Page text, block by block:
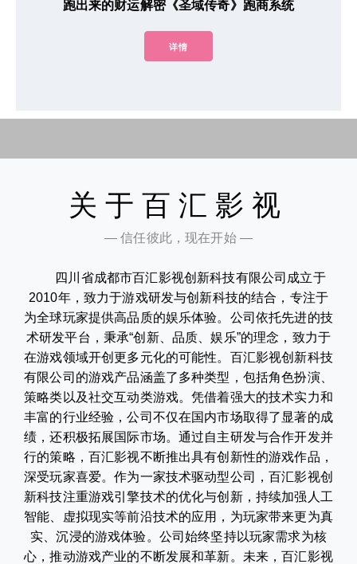
跑出来的财运解密《圣域传奇》跑商系统
详情
关于百汇影视
— 信任彼此，现在开始 —
四川省成都市百汇影视创新科技有限公司成立于
2010年，致力于游戏研发与创新科技的结合，专注于
为全球玩家提供高品质的娱乐体验。公司依托先进的技
术研发平台，秉承“创新、品质、娱乐”的理念，致力于
在游戏领域开创更多元化的可能性。百汇影视创新科技
有限公司的游戏产品涵盖了多种类型，包括角色扮演、
策略类以及社交互动类游戏。凭借着强大的技术实力和
丰富的行业经验，公司不仅在国内市场取得了显著的成
绩，还积极拓展国际市场。通过自主研发与合作开发并
行的策略，百汇影视不断推出具有创新性的游戏作品，
深受玩家喜爱。作为一家技术驱动型公司，百汇影视创
新科技注重游戏引擎技术的优化与创新，持续加强人工
智能、虚拟现实等前沿技术的应用，为玩家带来更为真
实、沉浸的游戏体验。公司始终坚持以玩家需求为核
心，推动游戏产业的不断发展和革新。未来，百汇影视